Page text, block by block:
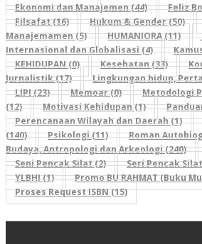
Ekonomi dan Manajemen (44)
Feliz
Filsafat (16)
Hukum & Gender (50)
Manajemamen (5)
HUMANIORA (11)
Internasional dan Globalisasi (4)
KEHIDUPAN (0)
Kesehatan (33)
Jurnalistik (17)
Lingkungan hidup,
LIPI (23)
Memoar (0)
Metodologi
(12)
Motivasi Kehidupan (1)
Perencanaan Wilayah dan Daerah (1)
(140)
Psikologi (11) Roman
Budaya, Antropologi dan Arkeologi (240)
Seni Pencak Silat (2)
Seri Pencak
YLBHI (1)
Promo BU RAHMAT (Buku
Proses Request ISBN (15)